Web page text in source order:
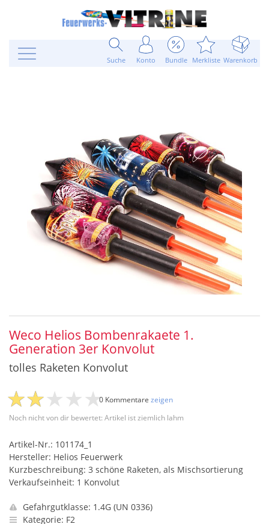
Suche Konto Bundle Merkliste Warenkorb
Weco Helios Bombenrakaete 1.
Generation 3er Konvolut
tolles Raketen Konvolut
Noch nicht von dir bewertet: Artikel ist ziemlich lahm
0 Kommentare zeigen
Artikel-Nr.: 101174_1
Hersteller: Helios Feuerwerk
Kurzbeschreibung: 3 schöne Raketen, als Mischsortierung
Verkaufseinheit: 1 Konvolut
Gefahrgutklasse: 1.4G (UN 0336)
Kategorie: F2